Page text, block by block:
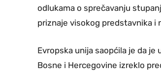
odlukama o sprečavanju
priznaje visokog predstavnika i
Evropska unija saopćila je da
Bosne i Hercegovine izreklo